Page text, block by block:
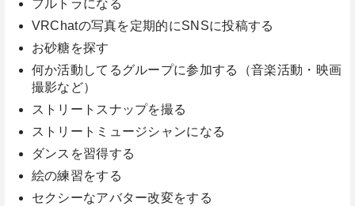
フルトラになる
VRChatの写真を定期的にSNSに投稿する
お砂糖を探す
何か活動してるグループに参加する（音楽活動・映画
撮影など）
ストリートスナップを撮る
ストリートミュージシャンになる
ダンスを習得する
絵の練習をする
セクシーなアバター改変をする